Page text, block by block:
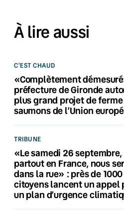
À lire aussi
C'EST CHAUD
«Complètement
préfecture de Gironde
plus grand projet de ferme
saumons de l’Union
TRIBUNE
«Le samedi 26 septembre,
partout en France, nous
dans la rue» : près de 1000
citoyens lancent un appel
un plan d’urgence